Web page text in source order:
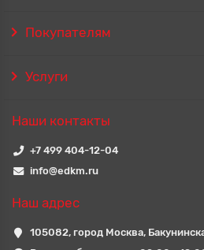
Покупателям
Услуги
Наши контакты
+7 499 404-12-04
info@edkm.ru
Наш адрес
105082, город Москва,